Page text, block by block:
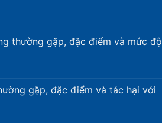
thường gặp, đặc điểm và mức độ
gặp, đặc điểm và tác hại với